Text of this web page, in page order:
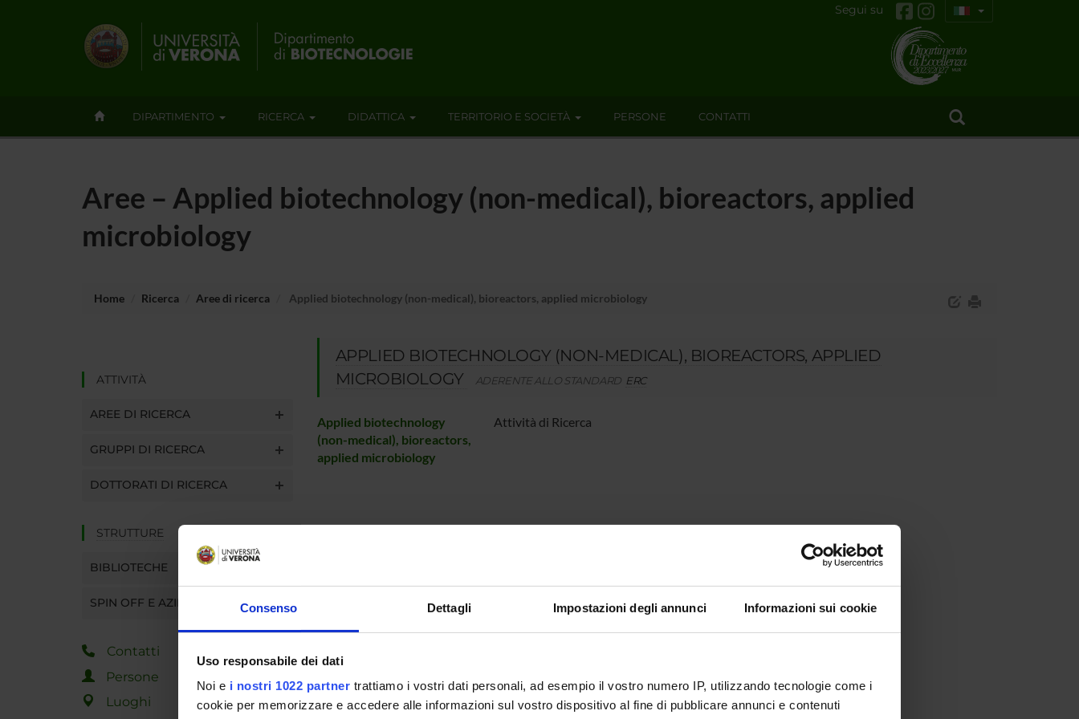
Consenso Dettagli Impostazioni degli annunci Informazioni sui cookie
Uso responsabile dei dati
Noi e i nostri 1022 partner trattiamo i vostri dati personali, ad esempio il vostro numero IP, utilizzando tecnologie come i
cookie per memorizzare e accedere alle informazioni sul vostro dispositivo al fine di pubblicare annunci e contenuti
Segui su
DIPARTIMENTO RICERCA DIDATTICA TERRITORIO E SOCIETÀ PERSONE CONTATTI
Aree – Applied biotechnology (non-medical), bioreactors, applied
microbiology
Home Ricerca Aree di ricerca Applied biotechnology (non-medical), bioreactors, applied microbiology
ATTIVITÀ
AREE DI RICERCA
GRUPPI DI RICERCA
DOTTORATI DI RICERCA
STRUTTURE
BIBLIOTECHE
SPIN OFF E AZIENDE
Contatti
Persone
Luoghi
APPLIED BIOTECHNOLOGY (NON-MEDICAL), BIOREACTORS, APPLIED
MICROBIOLOGY
ADERENTE ALLO STANDARD ERC
Applied biotechnology
(non-medical), bioreactors,
applied microbiology
Attività di Ricerca